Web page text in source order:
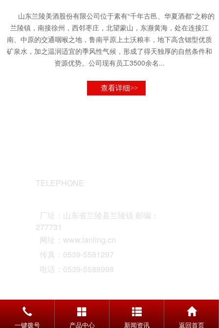
山东兰陵美酒股份有限公司位于素有“千年古邑、华夏酒都”之称的
兰陵镇，南接徐州，西邻枣庄，北望蒙山，东濒黄海，处在连接江
南、中原的交通咽喉之地，鲁南平原上土沃粮丰，地下高含锶型优质
矿泉水，加之温润适宜的季风性气候，形成了得天独厚的自然条件和
资源优势。公司现有员工3500余名...
查看详细>>
TELEPHONE
厂址：山东省兰陵县兰陵镇 邮编：
277731
网址：www.lanling.cn
传真：0539-5581297
电话：0539-5588998
一键拨号 产品中心 新闻资讯 返回首页